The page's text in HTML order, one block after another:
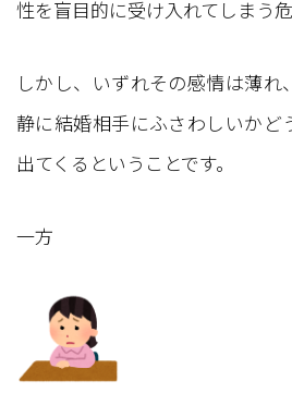
性を盲目的に受け入れてしまう
しかし、いずれその感情は薄
静に結婚相手にふさわしいかど
出てくるということです。
一方